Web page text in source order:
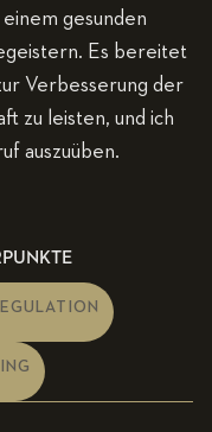
gesunden
Es bereitet
Verbesserung der
zu leisten, und ich
auszuüben.